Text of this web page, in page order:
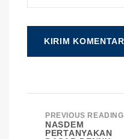
PREVIOUS READING
NASDEM
PERTANYAKAN